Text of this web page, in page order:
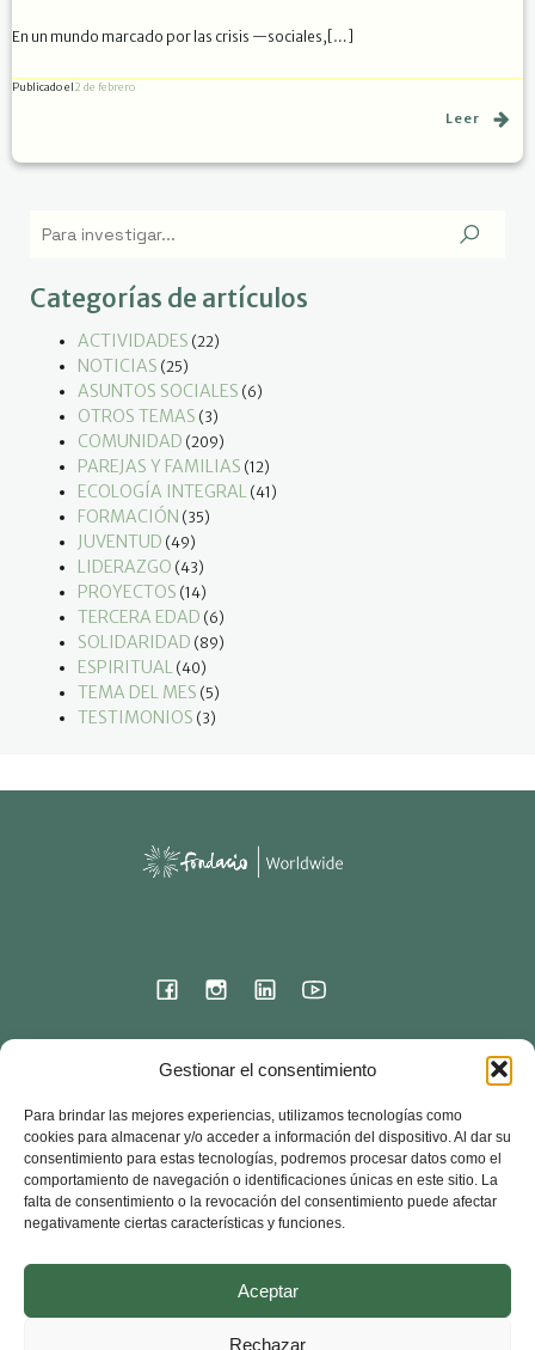
Gestionar el consentimiento
Para brindar las mejores experiencias, utilizamos tecnologías como
cookies para almacenar y/o acceder a información del dispositivo. Al dar su
consentimiento para estas tecnologías, podremos procesar datos como el
comportamiento de navegación o identificaciones únicas en este sitio. La
falta de consentimiento o la revocación del consentimiento puede afectar
negativamente ciertas características y funciones.
Aceptar
Rechazar
En un mundo marcado por las crisis —sociales,[…]
Publicado el2 de febrero
Leer
Categorías de artículos
ACTIVIDADES (22)
NOTICIAS (25)
ASUNTOS SOCIALES (6)
OTROS TEMAS (3)
COMUNIDAD (209)
PAREJAS Y FAMILIAS (12)
ECOLOGÍA INTEGRAL (41)
FORMACIÓN (35)
JUVENTUD (49)
LIDERAZGO (43)
PROYECTOS (14)
TERCERA EDAD (6)
SOLIDARIDAD (89)
ESPIRITUAL (40)
TEMA DEL MES (5)
TESTIMONIOS (3)
Sede internacional
78000 VERSALLES – Francia
Contacto
33 + (0) 1 30 83 03 90
Fondacio Worldwide – Todos los derechos reservados – 2024
Denuncio (Abuso)